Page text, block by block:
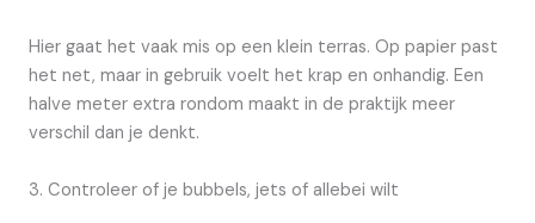
Hier gaat het vaak mis op een klein terras. Op papier past
het net, maar in gebruik voelt het krap en onhandig. Een
halve meter extra rondom maakt in de praktijk meer
verschil dan je denkt.
3. Controleer of je bubbels, jets of allebei wilt